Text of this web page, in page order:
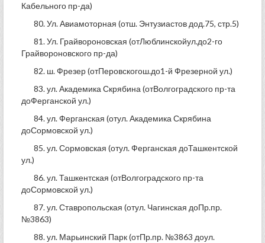
Кабельного пр-да)
80. Ул. Авиамоторная (отш. Энтузиастов дод.75, стр.5)
81. Ул. Грайвороновская (отЛюблинскойул.до2-го
Грайвороновского пр-да)
82. ш. Фрезер (отПеровскогош.до1-й Фрезерной ул.)
83. ул. Академика Скрябина (отВолгоградского пр-та
доФерганской ул.)
84. ул. Ферганская (отул. Академика Скрябина
доСормовской ул.)
85. ул. Сормовская (отул. Ферганская доТашкентской
ул.)
86. ул. Ташкентская (отВолгоградского пр-та
доСормовской ул.)
87. ул. Ставропольская (отул. Чагинская доПр.пр.
№3863)
88. ул. Марьинский Парк (отПр.пр. №3863 доул.